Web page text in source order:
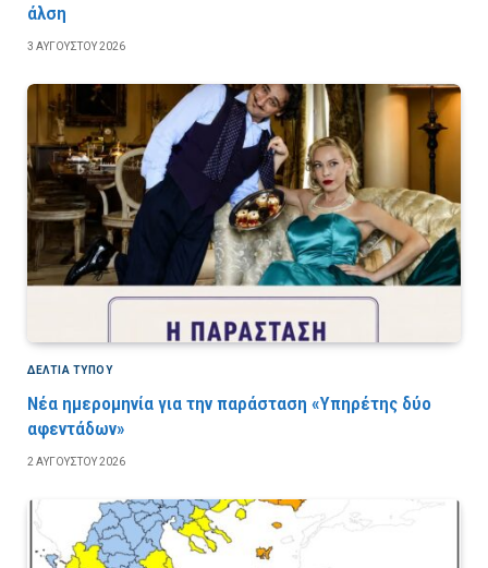
άλση
3 ΑΥΓΟΎΣΤΟΥ 2026
ΔΕΛΤΙΑ ΤΥΠΟΥ
Νέα ημερομηνία για την παράσταση «Υπηρέτης δύο
αφεντάδων»
2 ΑΥΓΟΎΣΤΟΥ 2026